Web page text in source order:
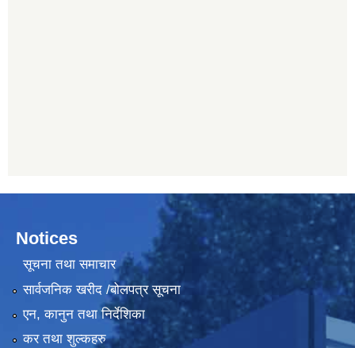
Notices
सूचना तथा समाचार
सार्वजनिक खरीद /बोलपत्र सूचना
एन, कानुन तथा निर्देशिका
कर तथा शुल्कहरु